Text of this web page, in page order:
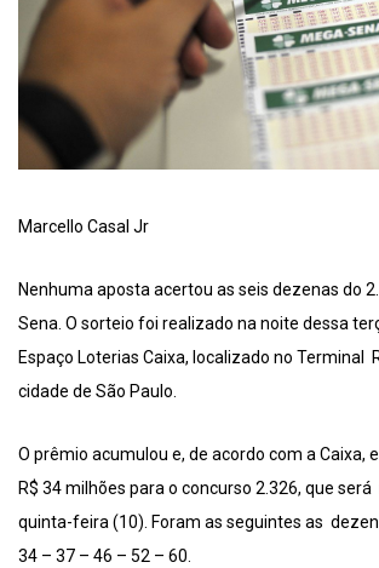
Marcello Casal Jr
Nenhuma aposta acertou as seis dezenas do
Sena. O sorteio foi realizado na noite dessa
Espaço Loterias Caixa, localizado no Terminal
cidade de São Paulo.
O prêmio acumulou e, de acordo com a Caixa,
R$ 34 milhões para o concurso 2.326, que
quinta-feira (10). Foram as seguintes as
34 – 37 – 46 – 52 – 60.